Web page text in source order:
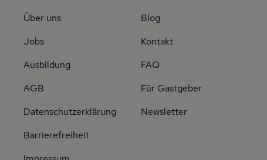
Über uns
Jobs
Ausbildung
AGB
Datenschutzerklärung
Barrierefreiheit
Blog
Kontakt
FAQ
Für Gastgeber
Newsletter